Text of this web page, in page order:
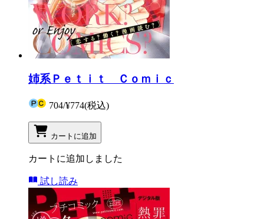
姉系Ｐｅｔｉｔ Ｃｏｍｉｃ
704/¥774(税込)
カートに追加
カートに追加しました
試し読み